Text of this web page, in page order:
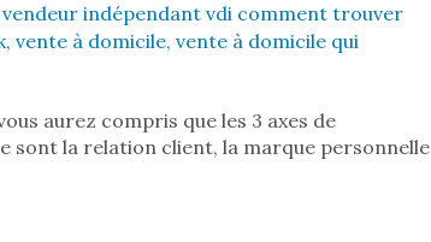
vendeur indépendant vdi comment trouver
, vente à domicile, vente à domicile qui
aurez compris que les 3 axes de
sont la relation client, la marque personnelle